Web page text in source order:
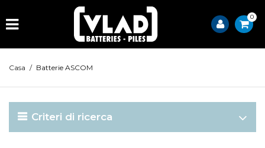
0
Casa / Batterie ASCOM
Criteri di ricerca